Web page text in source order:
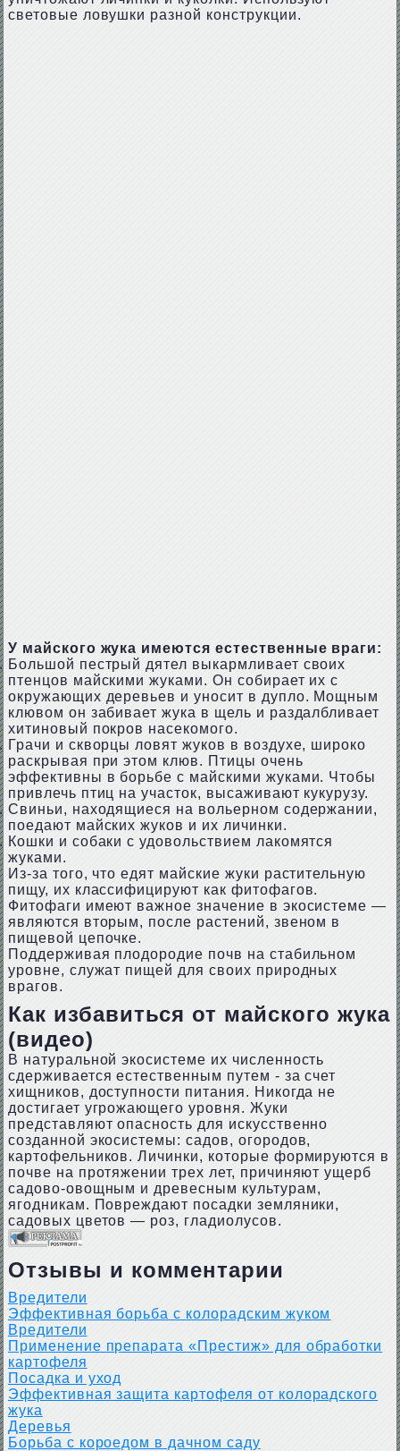
световые ловушки разной конструкции.
У майского жука имеются естественные враги:
Большой пестрый дятел выкармливает своих
птенцов майскими жуками. Он собирает их с
окружающих деревьев и уносит в дупло. Мощным
клювом он забивает жука в щель и раздалбливает
хитиновый покров насекомого.
Грачи и скворцы ловят жуков в воздухе, широко
раскрывая при этом клюв. Птицы очень
эффективны в борьбе с майскими жуками. Чтобы
привлечь птиц на участок, высаживают кукурузу.
Свиньи, находящиеся на вольерном содержании,
поедают майских жуков и их личинки.
Кошки и собаки с удовольствием лакомятся
жуками.
Из-за того, что едят майские жуки растительную
пищу, их классифицируют как фитофагов.
Фитофаги имеют важное значение в экосистеме —
являются вторым, после растений, звеном в
пищевой цепочке.
Поддерживая плодородие почв на стабильном
уровне, служат пищей для своих природных
врагов.
Как избавиться от майского жука
(видео)
В натуральной экосистеме их численность
сдерживается естественным путем - за счет
хищников, доступности питания. Никогда не
достигает угрожающего уровня. Жуки
представляют опасность для искусственно
созданной экосистемы: садов, огородов,
картофельников. Личинки, которые формируются в
почве на протяжении трех лет, причиняют ущерб
садово-овощным и древесным культурам,
ягодникам. Повреждают посадки земляники,
садовых цветов — роз, гладиолусов.
Отзывы и комментарии
Вредители
Эффективная борьба с колорадским жуком
Вредители
Применение препарата «Престиж» для обработки
картофеля
Посадка и уход
Эффективная защита картофеля от колорадского
жука
Деревья
Борьба с короедом в дачном саду